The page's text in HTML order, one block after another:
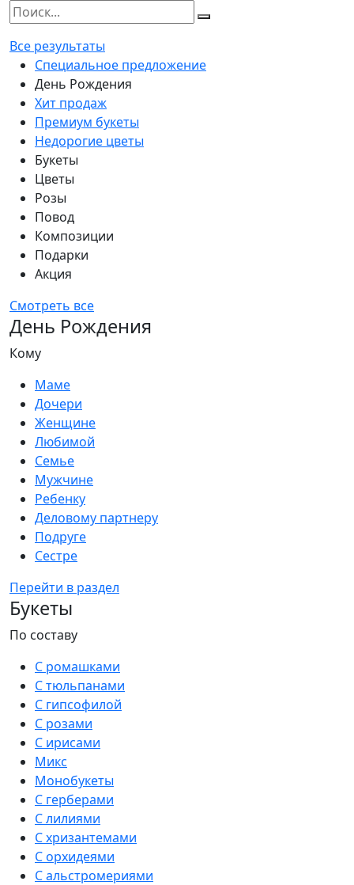
Все результаты
Специальное предложение
День Рождения
Хит продаж
Премиум букеты
Недорогие цветы
Букеты
Цветы
Розы
Повод
Композиции
Подарки
Акция
Смотреть все
День Рождения
Кому
Маме
Дочери
Женщине
Любимой
Семье
Мужчине
Ребенку
Деловому партнеру
Подруге
Сестре
Перейти в раздел
Букеты
По составу
С ромашками
С тюльпанами
С гипсофилой
С розами
С ирисами
Микс
Монобукеты
С герберами
С лилиями
С хризантемами
С орхидеями
С альстромериями